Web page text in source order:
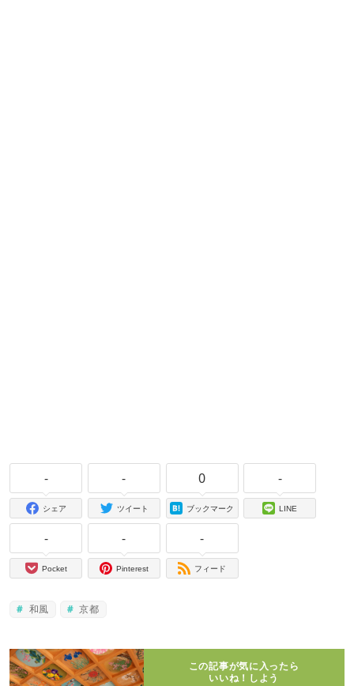
-
シェア
-
ツイート
0
ブックマーク
-
LINE
-
Pocket
-
Pinterest
-
フィード
和風 京都
この記事が気に入ったら
いいね！しよう